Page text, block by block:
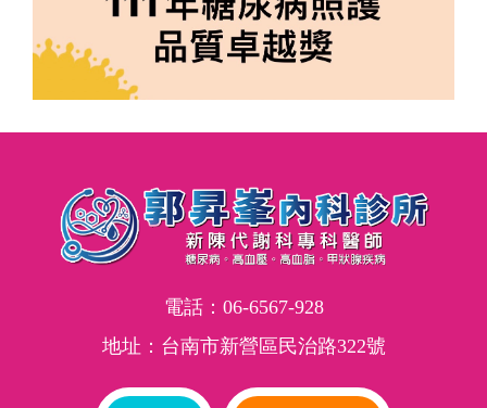
電話： 06-6567-928
地址：台南市新營區民治路322號